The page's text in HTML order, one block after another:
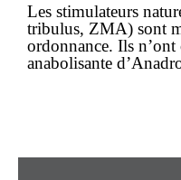
Les stimulateurs
tribulus, ZMA) sont
ordonnance. Ils n’ont
anabolisante